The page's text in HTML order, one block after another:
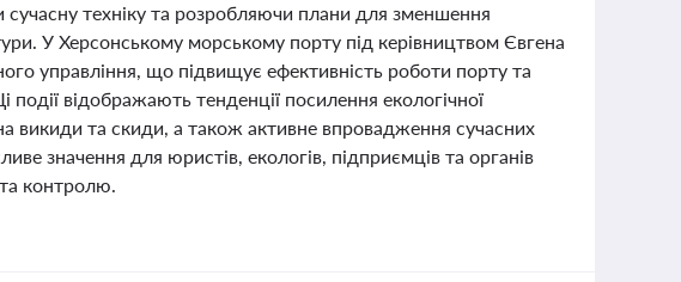
техніку та розробляючи плани для зменшення
У Херсонському морському порту під керівництвом Євгена
управління, що підвищує ефективність роботи порту та
відображають тенденції посилення екологічної
викиди та скиди, а також активне впровадження сучасних
значення для юристів, екологів, підприємців та органів
контролю.